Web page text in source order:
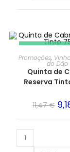
PROMOÇÃO!
Promoções,
do Dão
Quinta de
Reserva
11,47€